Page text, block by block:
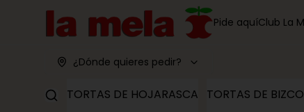
Pide aquíClub La
¿Dónde quieres pedir?
TORTAS DE HOJARASCA TORTAS DE